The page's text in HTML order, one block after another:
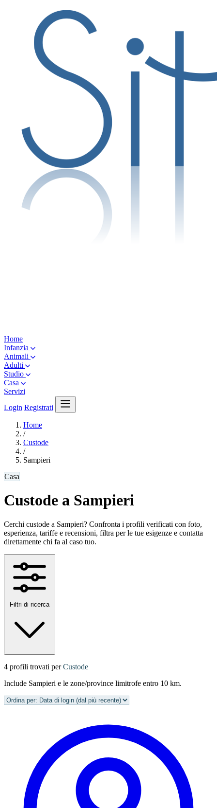
Home
Infanzia
Animali
Adulti
Studio
Casa
Servizi
Login Registrati
Home
/
Custode
/
Sampieri
Casa
Custode a Sampieri
Cerchi custode a Sampieri? Confronta i profili verificati con foto,
esperienza, tariffe e recensioni, filtra per le tue esigenze e contatta
direttamente chi fa al caso tuo.
Filtri di ricerca
4 profili trovati perCustode
Include Sampieri e le zone/province limitrofe entro 10 km.